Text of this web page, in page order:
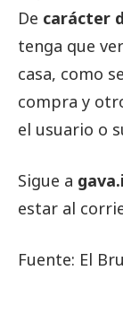
De carácter
tenga que
casa, como
compra y
el usuario o
Sigue a
estar al
Fuente: El